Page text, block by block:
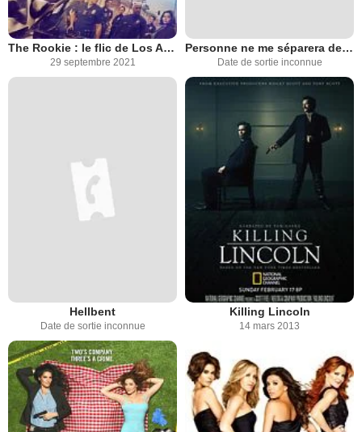
The Rookie : le flic de Los Angeles
29 septembre 2021
Personne ne me séparera de mon enfant
Date de sortie inconnue
Hellbent
Date de sortie inconnue
Killing Lincoln
14 mars 2013